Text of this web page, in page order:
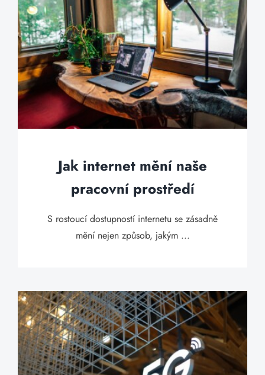
Jak internet mění naše
pracovní prostředí
S rostoucí dostupností internetu se zásadně
mění nejen způsob, jakým ...